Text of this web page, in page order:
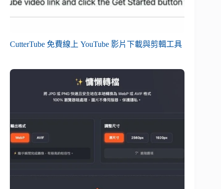
CutterTube 免費線上 YouTube 影片下載與剪輯工具